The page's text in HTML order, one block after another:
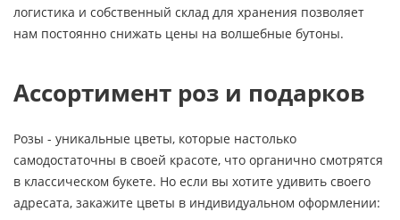
логистика и собственный склад для хранения позволяет
нам постоянно снижать цены на волшебные бутоны.
Ассортимент роз и подарков
Розы - уникальные цветы, которые настолько
самодостаточны в своей красоте, что органично смотрятся
в классическом букете. Но если вы хотите удивить своего
адресата, закажите цветы в индивидуальном оформлении: